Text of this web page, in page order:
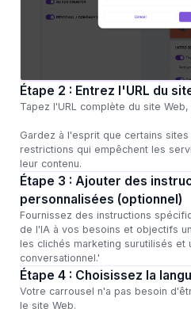
Étape 2 : Entrez l'URL du
Tapez l'URL complète du site
Gardez à l'esprit que certains
restrictions qui empêchent les
leur contenu.
Étape 3 : Ajouter des
personnalisées (optionnel)
Fournissez des instructions
de l'IA à vos besoins et objectifs
les clichés marketing surutilisés et
conversationnel.'
Étape 4 : Choisissez la
Votre carrousel n'a pas besoin
le site Web.